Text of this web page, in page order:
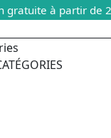
gratuite à partir de